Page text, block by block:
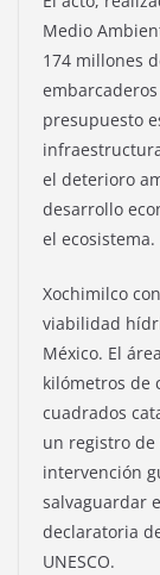
Medio
174 millones
presupuesto
el deterioro
desarrollo
el ecosistema.
Xochimilco
viabilidad
México. El
kilómetros de
cuadrados
un registro de
intervención
salvaguardar
declaratoria
UNESCO.